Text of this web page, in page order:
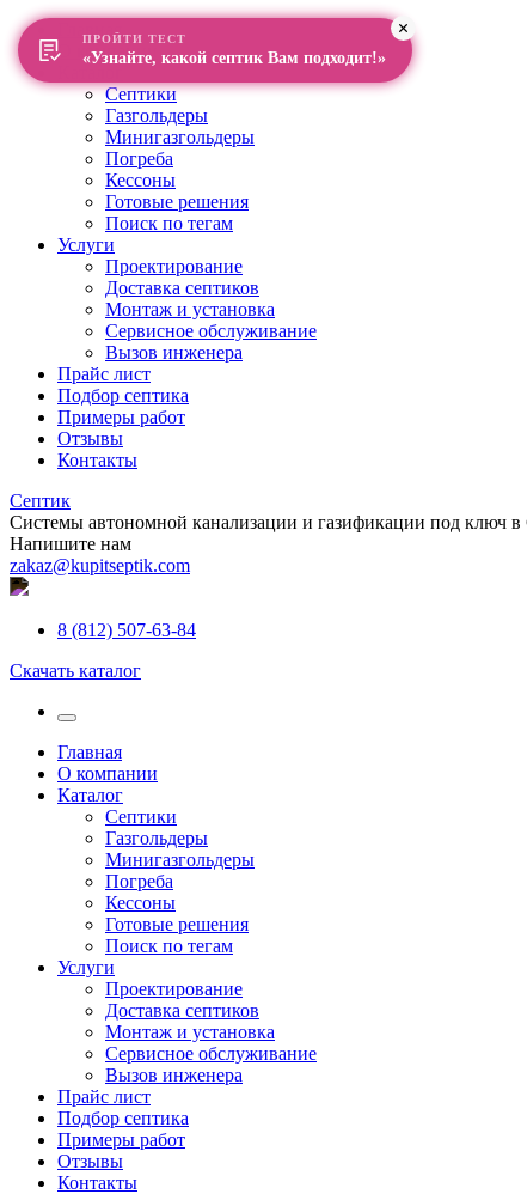
Главная
О компании
Септики
Газгольдеры
Минигазгольдеры
Погреба
Кессоны
Готовые решения
Поиск по тегам
Услуги
Проектирование
Доставка септиков
Монтаж и установка
Сервисное обслуживание
Вызов инженера
Прайс лист
Подбор септика
Примеры работ
Отзывы
Контакты
Септик
Системы автономной канализации и газификации под ключ в
Напишите нам
zakaz@kupitseptik.com
8 (812) 507-63-84
Скачать каталог
Главная
О компании
Каталог
Септики
Газгольдеры
Минигазгольдеры
Погреба
Кессоны
Готовые решения
Поиск по тегам
Услуги
Проектирование
Доставка септиков
Монтаж и установка
Сервисное обслуживание
Вызов инженера
Прайс лист
Подбор септика
Примеры работ
Отзывы
Контакты
ПРОЙТИ ТЕСТ
«Узнайте, какой септик Вам подходит!»